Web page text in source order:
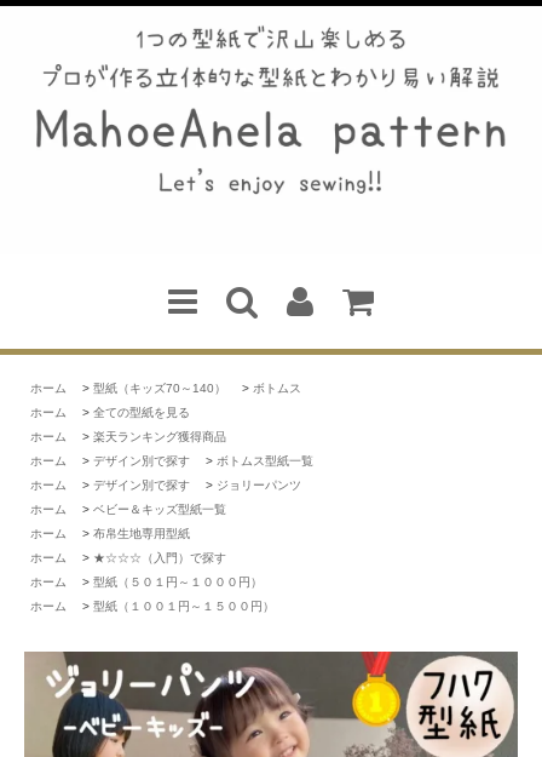
ホーム > 型紙（キッズ70～140） > ボトムス
ホーム
> 全ての型紙を見る
ホーム
> 楽天ランキング獲得商品
ホーム
> デザイン別で探す > ボトムス型紙一覧
ホーム
> デザイン別で探す > ジョリーパンツ
ホーム
> ベビー＆キッズ型紙一覧
ホーム
> 布帛生地専用型紙
ホーム
> ★☆☆☆（入門）で探す
ホーム
> 型紙（５０１円～１０００円）
ホーム
> 型紙（１００１円～１５００円）